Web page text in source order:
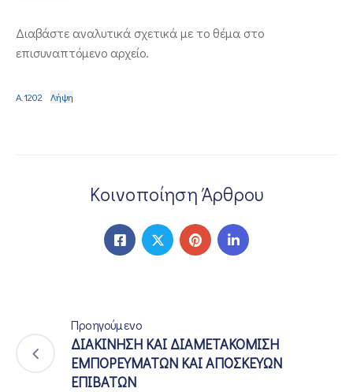
Διαβάστε αναλυτικά σχετικά με το θέμα στο
επισυναπτόμενο αρχείο.
A.1202 Λήψη
Κοινοποίηση Άρθρου
Προηγούμενο
ΔΙΑΚΙΝΗΣΗ ΚΑΙ ΔΙΑΜΕΤΑΚΟΜΙΣΗ
ΕΜΠΟΡΕΥΜΑΤΩΝ ΚΑΙ ΑΠΟΣΚΕΥΩΝ
ΕΠΙΒΑΤΩΝ